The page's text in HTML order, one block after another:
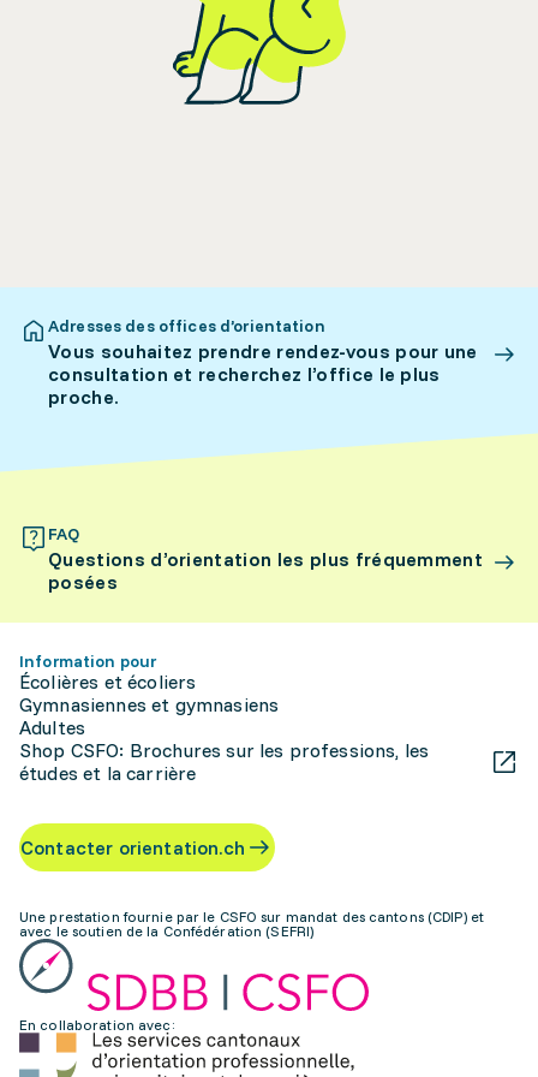
Adresses des offices d’orientation
Vous souhaitez prendre rendez-vous pour une
consultation et recherchez l’office le plus
proche.
FAQ
Questions d’orientation les plus fréquemment
posées
Information pour
Écolières et écoliers
Gymnasiennes et gymnasiens
Adultes
Shop CSFO: Brochures sur les professions, les
études et la carrière
Contacter orientation.ch
Une prestation fournie par le CSFO sur mandat des cantons (CDIP) et
avec le soutien de la Confédération (SEFRI)
En collaboration avec: